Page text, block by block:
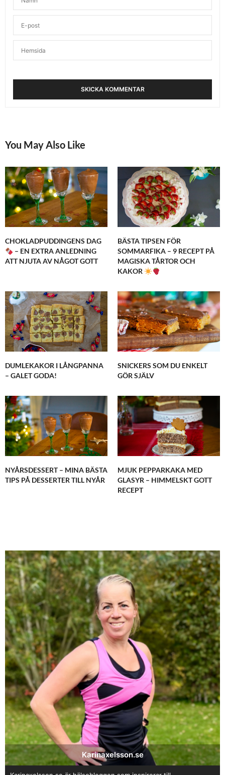
You May Also Like
CHOKLADPUDDINGENS DAG
– EN EXTRA ANLEDNING
ATT NJUTA AV NÅGOT GOTT
BÄSTA TIPSEN FÖR
SOMMARFIKA – 9 RECEPT PÅ
MAGISKA TÅRTOR OCH
KAKOR
DUMLEKAKOR I LÅNGPANNA
– GALET GODA!
SNICKERS SOM DU ENKELT
GÖR SJÄLV
NYÅRSDESSERT – MINA BÄSTA
TIPS PÅ DESSERTER TILL NYÅR
MJUK PEPPARKAKA MED
GLASYR – HIMMELSKT GOTT
RECEPT
Karinaxelsson.se